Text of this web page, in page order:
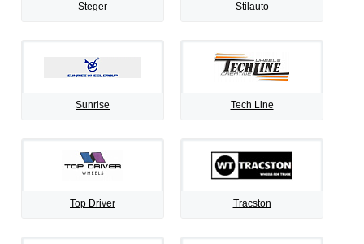
Steger Stilauto
Sunrise Tech Line
Top Driver Tracston